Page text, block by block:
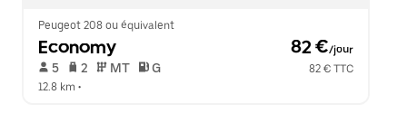
calendrier.
Peugeot 208 ou équivalent
Economy 82 €/jour
5 2 MT G
82 € TTC
12.8 km •